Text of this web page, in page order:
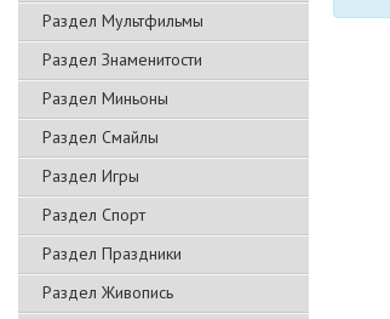
Раздел Мультфильмы
Раздел Знаменитости
Раздел Миньоны
Раздел Смайлы
Раздел Игры
Раздел Спорт
Раздел Праздники
Раздел Живопись